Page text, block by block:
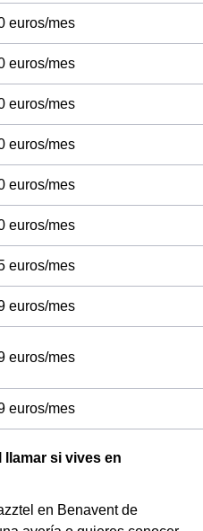
euros/mes
euros/mes
euros/mes
euros/mes
euros/mes
euros/mes
euros/mes
euros/mes
euros/mes
euros/mes
llamar si vives en
en Benavent de